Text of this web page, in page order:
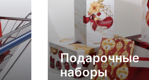
Подарочные
наборы